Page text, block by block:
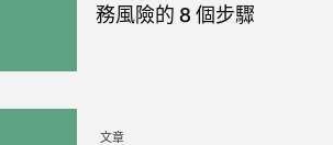
務風險的 8 個步驟
文章